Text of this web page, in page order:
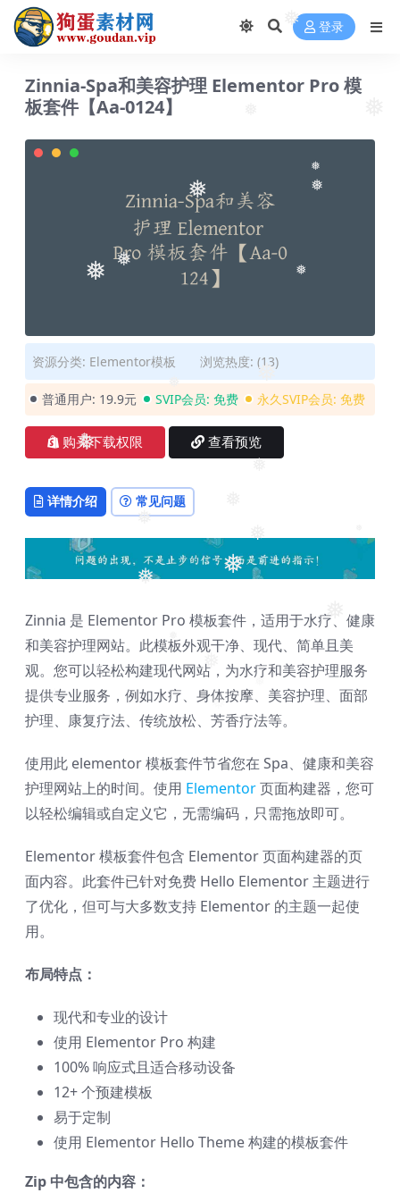
❅
❅ ❅
❅
❅
❅
❅
❅
❅
❅
❅
❅
❅
❅
❅
❅
❅
❅
登录
Zinnia-Spa和美容护理 Elementor Pro 模
板套件【Aa-0124】
资源分类: Elementor模板 浏览热度: (13)
普通用户: 19.9元 SVIP会员: 免费 永久SVIP会员: 免费
购买下载权限 查看预览
详情介绍 常见问题
Zinnia 是 Elementor Pro 模板套件，适用于水疗、健康
和美容护理网站。此模板外观干净、现代、简单且美
观。您可以轻松构建现代网站，为水疗和美容护理服务
提供专业服务，例如水疗、身体按摩、美容护理、面部
护理、康复疗法、传统放松、芳香疗法等。
使用此 elementor 模板套件节省您在 Spa、健康和美容
护理网站上的时间。使用 Elementor页面构建器，您可
以轻松编辑或自定义它，无需编码，只需拖放即可。
Elementor 模板套件包含 Elementor 页面构建器的页
面内容。此套件已针对免费 Hello Elementor 主题进行
了优化，但可与大多数支持 Elementor 的主题一起使
用。
布局特点：
现代和专业的设计
使用 Elementor Pro 构建
100% 响应式且适合移动设备
12+ 个预建模板
易于定制
使用 Elementor Hello Theme 构建的模板套件
Zip 中包含的内容：